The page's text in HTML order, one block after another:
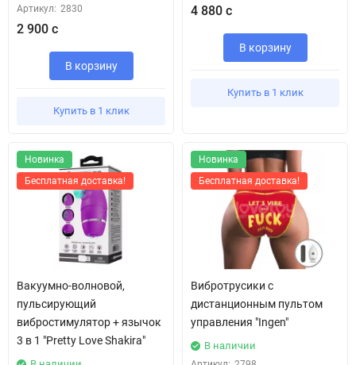
Артикул: 2830
2 900 с
В корзину
Купить в 1 клик
4 880 с
В корзину
Купить в 1 клик
Новинка
Бесплатная доставка!
Вакуумно-волновой,
пульсирующий
вибростимулятор + язычок
3 в 1 "Pretty Love Shakira"
Новинка
Бесплатная доставка!
Вибротрусики с
дистанционным пультом
управления "Ingen"
В наличии